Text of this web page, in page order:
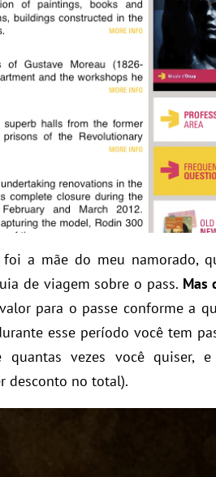
a mãe do meu namorado,
de viagem sobre o pass. Mas
para o passe conforme a
esse período você tem
vezes você quiser,
desconto no total).